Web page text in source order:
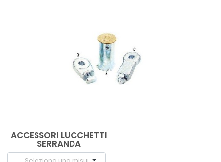
ACCESSORI LUCCHETTI
SERRANDA